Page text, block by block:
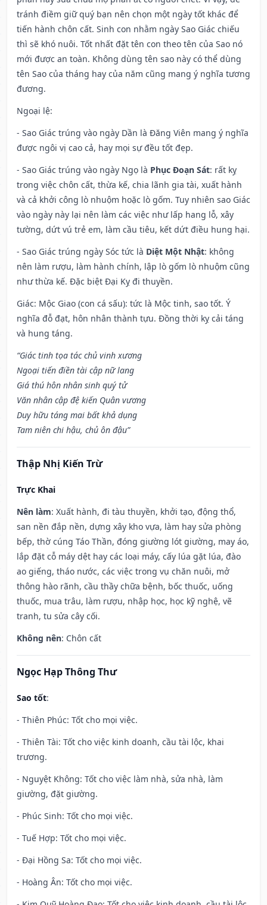
tránh điềm giữ quý bạn nên chọn một ngày tốt khác để
tiến hành chôn cất. Sinh con nhằm ngày Sao Giác chiếu
thì sẽ khó nuôi. Tốt nhất đặt tên con theo tên của Sao nó
mới được an toàn. Không dùng tên sao này có thể dùng
tên Sao của tháng hay của năm cũng mang ý nghĩa tương
đương.
Ngoại lệ:
- Sao Giác trúng vào ngày Dần là Đăng Viên mang ý nghĩa
được ngôi vị cao cả, hay mọi sự đều tốt đẹp.
- Sao Giác trúng vào ngày Ngọ là Phục Đoạn Sát: rất kỵ
trong việc chôn cất, thừa kế, chia lãnh gia tài, xuất hành
và cả khởi công lò nhuộm hoặc lò gốm. Tuy nhiên sao Giác
vào ngày này lại nên làm các việc như lấp hang lỗ, xây
tường, dứt vú trẻ em, làm cầu tiêu, kết dứt điều hung hại.
- Sao Giác trúng ngày Sóc tức là Diệt Một Nhật: không
nên làm rượu, làm hành chính, lập lò gốm lò nhuộm cũng
như thừa kế. Đặc biệt Đại Kỵ đi thuyền.
Giác: Mộc Giao (con cá sấu): tức là Mộc tinh, sao tốt. Ý
nghĩa đỗ đạt, hôn nhân thành tựu. Đồng thời kỵ cải táng
và hung táng.
“Giác tinh tọa tác chủ vinh xương
Ngoại tiến điền tài cập nữ lang
Giá thú hôn nhân sinh quý tử
Văn nhân cập đệ kiến Quân vương
Duy hữu táng mai bất khả dụng
Tam niên chi hậu, chủ ôn đậu”
Thập Nhị Kiến Trừ
Trực Khai
Nên làm: Xuất hành, đi tàu thuyền, khởi tạo, động thổ,
san nền đắp nền, dựng xây kho vựa, làm hay sửa phòng
bếp, thờ cúng Táo Thần, đóng giường lót giường, may áo,
lắp đặt cỗ máy dệt hay các loại máy, cấy lúa gặt lúa, đào
ao giếng, tháo nước, các việc trong vụ chăn nuôi, mở
thông hào rãnh, cầu thầy chữa bệnh, bốc thuốc, uống
thuốc, mua trâu, làm rượu, nhập học, học kỹ nghệ, vẽ
tranh, tu sửa cây cối.
Không nên: Chôn cất
Ngọc Hạp Thông Thư
Sao tốt:
- Thiên Phúc: Tốt cho mọi việc.
- Thiên Tài: Tốt cho việc kinh doanh, cầu tài lộc, khai
trương.
- Nguyệt Không: Tốt cho việc làm nhà, sửa nhà, làm
giường, đặt giường.
- Phúc Sinh: Tốt cho mọi việc.
- Tuế Hợp: Tốt cho mọi việc.
- Đại Hồng Sa: Tốt cho mọi việc.
- Hoàng Ân: Tốt cho mọi việc.